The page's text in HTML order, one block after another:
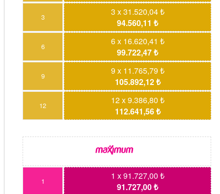
3
3 x 31.520,04 ₺
94.560,11 ₺
6
6 x 16.620,41 ₺
99.722,47 ₺
9
9 x 11.765,79 ₺
105.892,12 ₺
12
12 x 9.386,80 ₺
112.641,56 ₺
1
1 x 91.727,00 ₺
91.727,00 ₺